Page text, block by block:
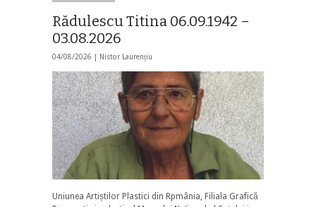
Rădulescu Titina 06.09.1942 –
03.08.2026
04/08/2026 | Nistor Laurențiu
Uniunea Artiștilor Plastici din Rpmânia, Filiala Grafică